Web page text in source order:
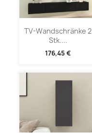
TV-Wandschränke 2
Stk....
176,45 €